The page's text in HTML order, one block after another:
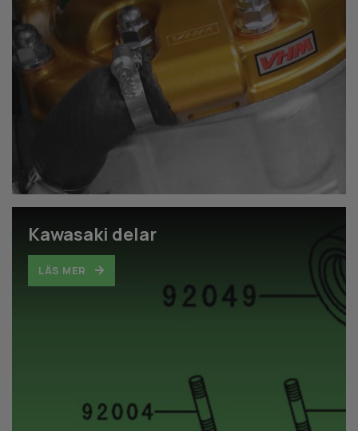
Kawasaki delar
LÄS MER